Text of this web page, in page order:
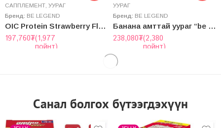
САППЛЕМЕНТ УУРАГ
Бренд: BE LEGEND
OIC Protein Strawberry Flavor – Ойший Гүзээлзгэний Амтaт Уураг (Whey)
197,760₮(1,977
пойнт)
УУРАГ
Бренд: BE LEGEND
Банана амттай уураг “be Legend” Whey Protein
238,080₮(2,380
пойнт)